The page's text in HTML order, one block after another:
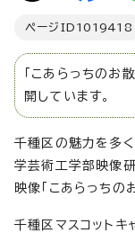
ページID 1019418
「こあらっちのお
開しています。
千種区の魅力を多
学芸術工学部映像
映像「こあらっちの
千種区マスコットキ